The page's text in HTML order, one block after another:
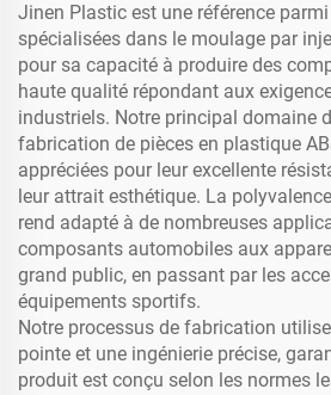
Jinen Plastic est une référence
spécialisées dans le moulage par
pour sa capacité à produire des
haute qualité répondant aux
industriels. Notre principal domaine
fabrication de pièces en plastique
appréciées pour leur excellente
leur attrait esthétique. La
rend adapté à de nombreuses
composants automobiles aux
grand public, en passant par les
équipements sportifs.
Notre processus de fabrication
pointe et une ingénierie précise,
produit est conçu selon les normes